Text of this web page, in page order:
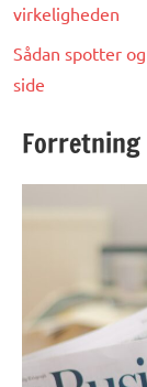
virkeligheden
Sådan spotter
side
Forretning